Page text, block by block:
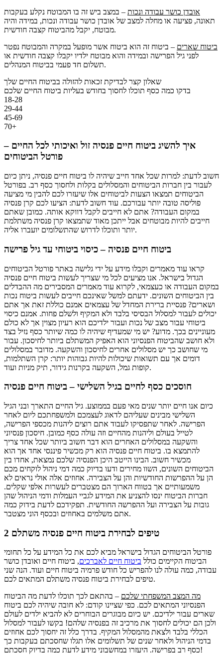
אובדן כושר עבודה ונכות – במצב ביש זה בו המבוטח נקלע בעקבות
תאונה, פציעה או מחלה למצב של אובדן כושר עבודה ונכות, במידה והיה
מבוטח, יקבל מהביטוח קצבה חודשית.
ביטוח שארים – ביטוח זה הוא ביטוח אשר מופעל במקרה והמבוטח נפטר
לפני גיל הפרישה ובמידה והוא מבוטח ילדיו יקבלו קצבה חודשית או
תשלום חד פעמי בביטוח המנהלים.
שאלון קצר לבדיקת זכאות להזולה בביטוח החיים שלך
בדקו כמה כסף תוכלו לחסוך בחודש בעליות ביטוח החיים שלכם
18-28
29-44
45-69
70+
איך להשיג ביטוח חיים פנסיה זול ואיכותי לכל החיים –
פורטל הביטוחים
חשוב לדעת: למרות שכל אחד חייב שיהיה לו ביטוח חיים פנסיה, ניתן כיום
לעבור בין חברות הביטוחים והמסלולים בקלות ולחסוך כסף רב. בפורטל
הביטוחים תמצאו הצעות לביטוחים אלו שיעזרו לכם להבין מי מציעה
פוליסה טובה יותר עבורכם. עוד חשוב לדעת: הציעו לכם קרן פנסיה
במקום העבודה? אתם לא חייבים לקבל דווקא אותה. כמובן שאתם
חייבים להיות מבוטחים אבל ייתכן מאוד שתמצאו קרן פנסיה משתלמת
יותר ותוכלו לדרוש שהתשלומים יועברו אליה.
ביטוח חיים פנסיה – כיסוי ביטוחי עד גיל פרישה
קראו עוד מאמרים וקבלו מידע על ידי גלישה באתר פורטל הביטוחים
הגדול בישראל. אנו מציעים לכל מי שצריך לעשות ביטוח חיים פנסיה
במקום העבודה או כעצמאי, לקרוא עוד מאמרים המסבירים מה ההבדלים
בין הביטוחים השונים. ידעתם למשל שאינכם חייבים לעשות ביטוח נכות
ושארים? פנסיית ברירת המחדל של עצמאים אמנם כוללת זאת אך אתם
יכולים לעבור למסלול הבסיסי בלבד ולא המקיף ולשלם פחות. אמנם כיסוי
ביטוחי עבור מצב של נכות ועבור ילדיכם הוא רעיון מצוין אך לא כולם
מעוניינים בכך. מדוע? יש מי שמעדיף שיהיה לו כמה שיותר כסף נזיל בצד
ולא חושב שהביטוח הפנסיוני הוא האפיק המשתלם ביותר לחיסכון. עבור
מי שחושב כך יש מסלולים אחרים לחיסכון והשקעה. מדובר במסלולים
דומים אך עם תשואות שיכולות להיות גבוהות יותר: קרן השתלמות,
קופות גמל, השקעה בקרנות גידור, תיק מניות ועוד.
חוסכים כסף לחיים בגיל השלישי – ביטוח חיים פנסיה
כיום אנו חיים יותר שנים מאי פעם בממוצע. גיל החיים התארך ובני הגיל
השלישי מבינים שעליהם לדאוג לעצמכם ולמשפחתכם ליום לאחר
הפרישה. לאחר שתפסיקו לעבוד אתם רוצים ליהנות מכספי הפרישה,
לטייל בעולם וליהנות מהחיים וזה עולה כסף כמובן. חיסכון פנסיוני
והשקעה במסלולים האחרים הוא דבר חשוב ביותר שכל אחד צריך
להתמצא בו. ביטוח חיים פנסיה הוא רק מכשיר פיננסי אחד אך הוא
מכשיר חשוב. הבינו הייטב היכן הפנסיה שלכם נמצאת, אחדו בין
הביטוחים השונים, השוו מחירים ודעו בדיוק כמה דמי ניהול לוקחים מכם
הן על ההפרשות החודשיות והן על הצבירה. אחוזים אלה אולי נראים לא
משמעותיים אך בטווח הארוך הם מצטברים לעשרות אלפי שקלים.
חברות הביטוח ינסו להצניע את המידע לגביי העמלות ודמי הניהול שהן
גובות על הצבירה ועל ההפרשה החודשית. תפקידכם לדעת בידוק כמה
אתם משלמים באחוזים ובכסף הוני מצטבר.
2 טיפים לבחירת ביטוח חיים פנסיה משתלם
פורטל הביטוחים הגדול בישראל מביא לכם את כל המידע על כל תחומי
הביטוח הקיימים כולל ביטוח חיים לאברכים, ביטוח חיים ואובדן כושר
עבודה, כמה עולה לנו להפריש כל חודש פרמיה ביטוח חיים ועוד. הנה שני
טיפים לבחירת ביטוח פנסיה משתלם המתאים לכם.
מה המצב המשפחתי שלכם – בהתאם לכך תוכלו לדעת מה הביטוח
הפנסיוני המתאים לכם. כפי שציינו קודם: לא חובה שיהיה לכם ביטוח
שארים עבור ילדיכם. יש כיום מבוגרים הבוחרים לא להביא ילדים לעולם
ולכן הם יכולים לחסוך את מרכיב זה בפנסיה שלהם! בקשו לעבור למסלול
הכללי בלבד ולצאת מהמסלול המקיף. בדרך כלל זה יחסוך לכם אחוזים
בדמי הניהול ולאחר שנים של תשלומים אלו תגלו שחסכתם בעקבות כך
כסף רב בפרישה. היעזרו במחשבוני מידע לדעת כמה בדיוק חסכתם!